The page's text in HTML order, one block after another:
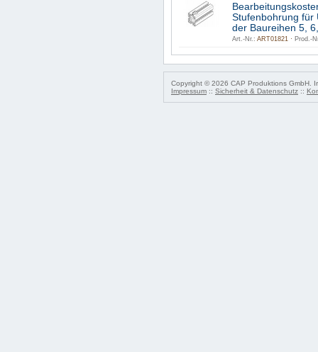
Stufenbohrung für
der Baureihen 5,
Art.-Nr.: ART01821 · Prod.-
Copyright © 2026 CAP Produktions GmbH.
Impressum :: Sicherheit & Datenschutz ::